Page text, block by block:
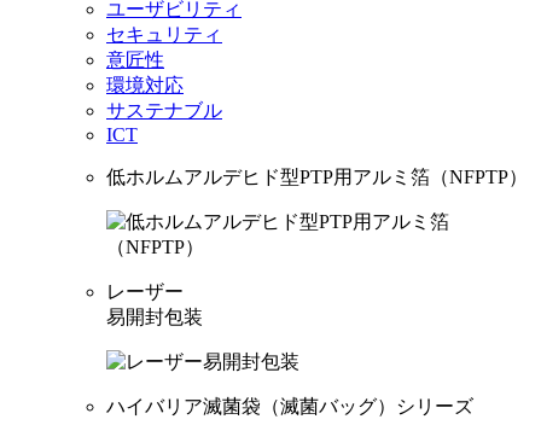
ユーザビリティ
セキュリティ
意匠性
環境対応
サステナブル
ICT
低ホルムアルデヒド型PTP用アルミ箔（NFPTP）
レーザー
易開封包装
ハイバリア滅菌袋（滅菌バッグ）シリーズ